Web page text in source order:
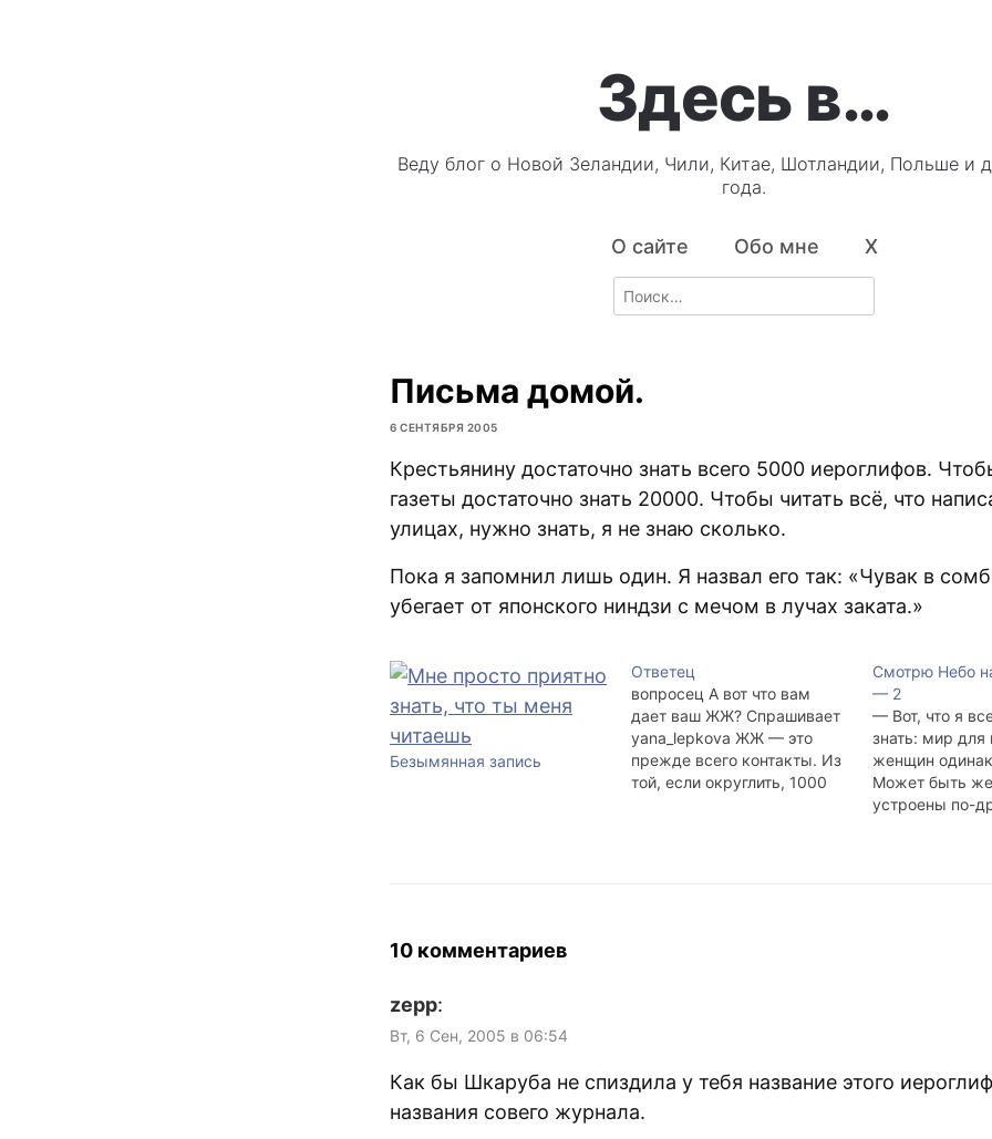
Здесь в…
Веду блог о Новой Зеландии, Чили, Китае, Шотландии, Польше и
года.
О сайте Обо мне X
Search
for:
Письма домой.
6 СЕНТЯБРЯ 2005
Крестьянину достаточно знать всего 5000 иероглифов.
газеты достаточно знать 20000. Чтобы читать всё, что
улицах, нужно знать, я не знаю сколько.
Пока я запомнил лишь один. Я назвал его так: «Чувак в
убегает от японского ниндзи с мечом в лучах заката.»
Безымянная запись
Ответец
вопросец А вот что вам
дает ваш ЖЖ? Спрашивает
yana_lepkova ЖЖ — это
прежде всего контакты. Из
той, если округлить, 1000
Смотрю Небо
— 2
— Вот, что я
знать: мир
женщин
Может быть
устроены по-
10 комментариев
zepp:
Вт, 6 Сен, 2005 в 06:54
Как бы Шкаруба не спиздила у тебя название этого
названия совего журнала.